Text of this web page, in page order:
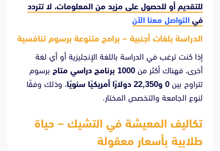
للتقديم أو للحصول على مزيد من المعلومات، لا تتردد
في التواصل معنا الآن
الدراسة بلغات أجنبية – برامج متنوعة برسوم تنافسية
إذا كنت ترغب في الدراسة باللغة الإنجليزية أو أي لغة
أخرى، فهناك أكثر من 1000 برنامج دراسي متاح
برسوم
تتراوح بين 0 و22,350 دولارًا أمريكيًا سنويًا
، وذلك وفقًا
لنوع الجامعة والتخصص المختار.
تكاليف المعيشة في التشيك – حياة
طلابية بأسعار معقولة